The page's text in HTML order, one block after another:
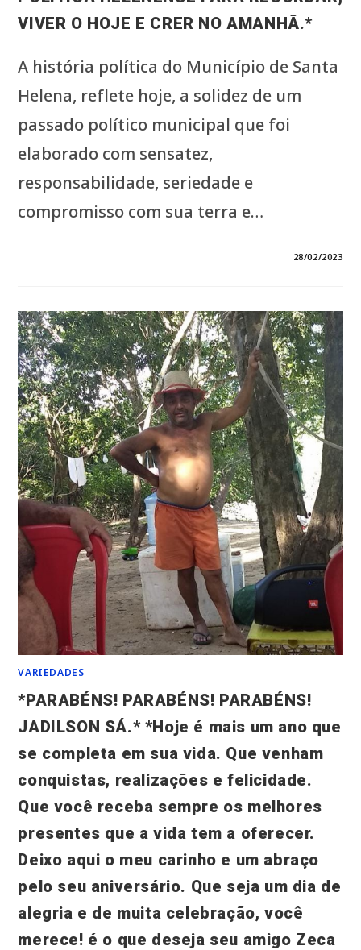
VIVER O HOJE E CRER NO AMANHÃ.*
A história política do Município de Santa
Helena, reflete hoje, a solidez de um
passado político municipal que foi
elaborado com sensatez,
responsabilidade, seriedade e
compromisso com sua terra e…
28/02/2023
VARIEDADES
*PARABÉNS! PARABÉNS! PARABÉNS!
JADILSON SÁ.* *Hoje é mais um ano que
se completa em sua vida. Que venham
conquistas, realizações e felicidade.
Que você receba sempre os melhores
presentes que a vida tem a oferecer.
Deixo aqui o meu carinho e um abraço
pelo seu aniversário. Que seja um dia de
alegria e de muita celebração, você
merece! é o que deseja seu amigo Zeca